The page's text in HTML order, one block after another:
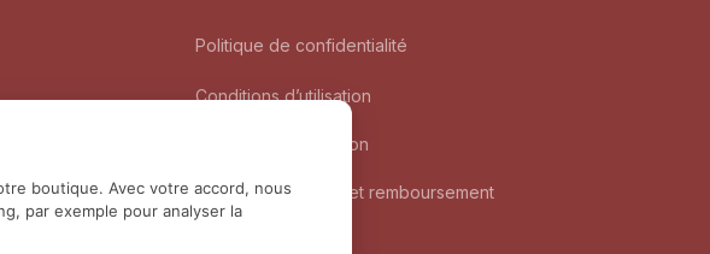
Politique de confidentialité
Conditions d’utilisation
Politique d’expédition
Politique de retour et remboursement
boutique. Avec votre accord, nous
par exemple pour analyser la